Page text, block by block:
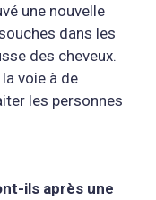
une nouvelle
dans les
des cheveux.
voie à de
les personnes
ils après une